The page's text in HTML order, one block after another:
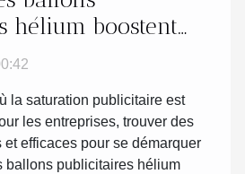
hélium boostent
entreprises
la saturation publicitaire est
les entreprises, trouver des
et efficaces pour se démarquer
ballons publicitaires hélium